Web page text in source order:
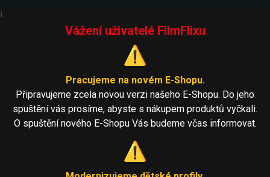
i
Vážení uživatelé FilmFlixu
⚠️
Pracujeme na novém E-Shopu.
Připravujeme zcela novou verzi našeho E-Shopu. Do jeho
spuštění vás prosíme, abyste s nákupem produktů vyčkali.
O spuštění nového E-Shopu Vás budeme včas informovat.
⚠️